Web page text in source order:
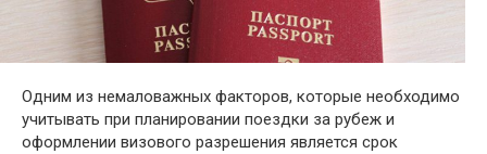
Одним из немаловажных факторов, которые необходимо
учитывать при планировании поездки за рубеж и
оформлении визового разрешения является срок